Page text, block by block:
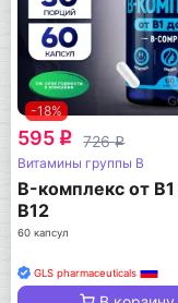
-18%
595 q 726q
Витамины группы B
B-комплекс от
B12
60 капсул
GLS pharmaceuticals